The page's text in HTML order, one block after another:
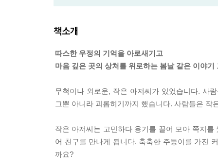
책소개
따스한 우정의 기억을 아로새기고
마음 깊은 곳의 상처를 위로하는 봄날 같은 이야기
무척이나 외로운, 작은 아저씨가 있었습니다. 사
그뿐 아니라 괴롭히기까지 했습니다. 사람들은
작은 아저씨는 고민하다 용기를 끌어 모아 쪽지를
어 친구를 만나게 됩니다. 축축한 주둥이를 가진
까요?